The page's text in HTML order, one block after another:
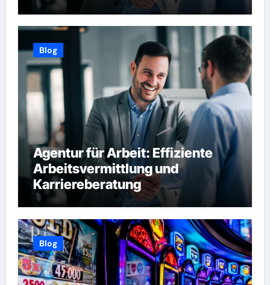
Blog
Agentur für Arbeit: Effiziente
Arbeitsvermittlung und
Karriereberatung
Blog